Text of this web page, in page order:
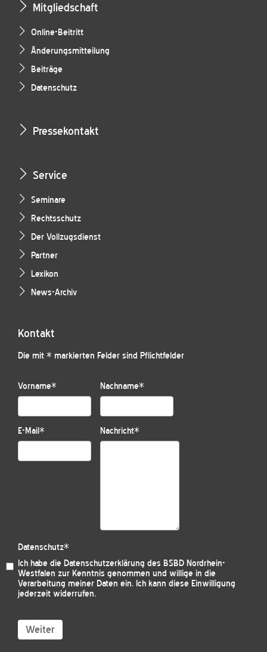
Mitgliedschaft
Online-Beitritt
Änderungsmitteilung
Beiträge
Datenschutz
Pressekontakt
Service
Seminare
Rechtsschutz
Der Vollzugsdienst
Partner
Lexikon
News-Archiv
Kontakt
Die mit * markierten Felder sind Pflichtfelder
Vorname* Nachname*
E-Mail* Nachricht*
Datenschutz*
Ich habe die Datenschutzerklärung des BSBD Nordrhein-
Westfalen zur Kenntnis genommen und willige in die
Verarbeitung meiner Daten ein. Ich kann diese Einwilligung
jederzeit widerrufen.
Weiter